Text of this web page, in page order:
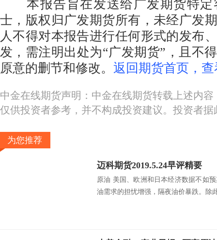
本报告旨在发送给广发期货特定
士，版权归广发期货所有，未经广发
人不得对本报告进行任何形式的发布
发，需注明出处为“广发期货”，且不
原意的删节和修改。 返回期货首页，
中金在线期货声明：中金在线期货转载上述内
仅供投资者参考，并不构成投资建议。投资者
为您推荐
迈科期货2019.5.24早评精要
原油 美国、欧洲和日本经济数据不如
油需求的担忧增强，隔夜油价暴跌。除